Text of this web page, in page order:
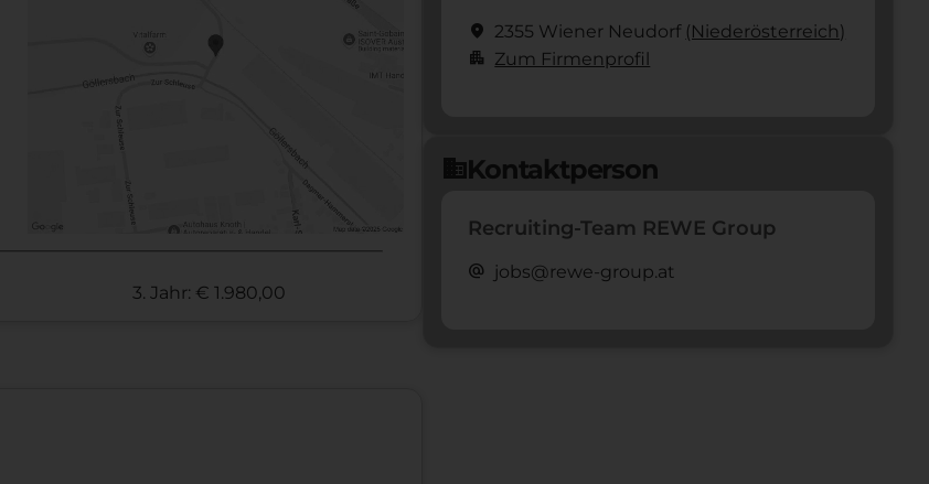
3. Jahr: € 1.980,00
location_on 2355 Wiener Neudorf (Nieder­österreich)
apartment Zum Firmenprofil
domainKontaktperson
Recruiting-Team REWE Group
alternate_email jobs@rewe-group.at